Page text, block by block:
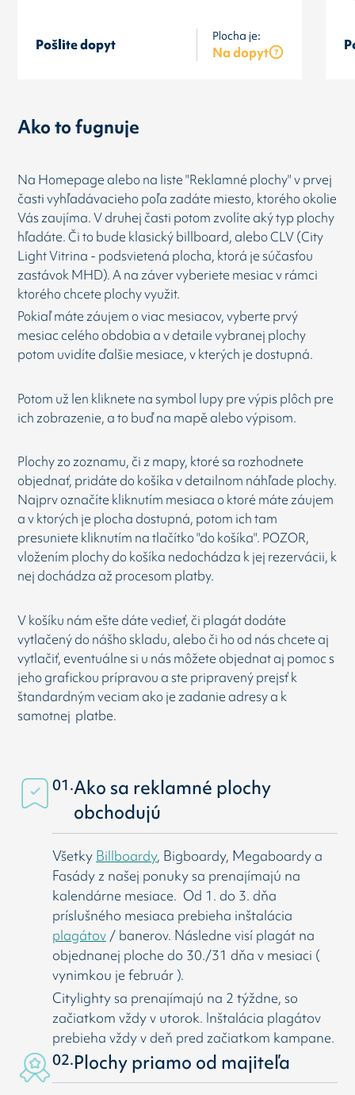
Pošlite dopyt
Plocha je:
Na dopyt
Ako to fugnuje
Na Homepage alebo na liste "Reklamné plochy" v prvej
časti vyhľadávacieho poľa zadáte miesto, ktorého okolie
Vás zaujíma. V druhej časti potom zvolíte aký typ plochy
hľadáte. Či to bude klasický billboard, alebo CLV (City
Light Vitrina - podsvietená plocha, ktorá je súčasťou
zastávok MHD). A na záver vyberiete mesiac v rámci
ktorého chcete plochy využit.
Pokiaľ máte záujem o viac mesiacov, vyberte prvý
mesiac celého obdobia a v detaile vybranej plochy
potom uvidíte ďalšie mesiace, v kterých je dostupná.
Potom už len kliknete na symbol lupy pre výpis plôch pre
ich zobrazenie, a to buď na mapě alebo výpisom.
Plochy zo zoznamu, či z mapy, ktoré sa rozhodnete
objednať, pridáte do košíka v detailnom náhľade plochy.
Najprv označíte kliknutím mesiaca o ktoré máte záujem
a v ktorých je plocha dostupná, potom ich tam
presuniete kliknutím na tlačítko "do košíka". POZOR,
vložením plochy do košíka nedochádza k jej rezervácii, k
nej dochádza až procesom platby.
V košíku nám ešte dáte vedieť, či plagát dodáte
vytlačený do nášho skladu, alebo či ho od nás chcete aj
vytlačiť, eventuálne si u nás môžete objednat aj pomoc s
jeho grafickou prípravou a ste pripravený prejsť k
štandardným veciam ako je zadanie adresy a k
samotnej platbe.
01.Ako sa reklamné plochy
obchodujú
Všetky Billboardy, Bigboardy, Megaboardy a
Fasády z našej ponuky sa prenajímajú na
kalendárne mesiace. Od 1. do 3. dňa
príslušného mesiaca prebieha inštalácia
plagátov / banerov. Následne visí plagát na
objednanej ploche do 30./31 dňa v mesiaci (
vynimkou je február ).
Citylighty sa prenajímajú na 2 týždne, so
začiatkom vždy v utorok. Inštalácia plagátov
prebieha vždy v deň pred začiatkom kampane.
02.Plochy priamo od majiteľa